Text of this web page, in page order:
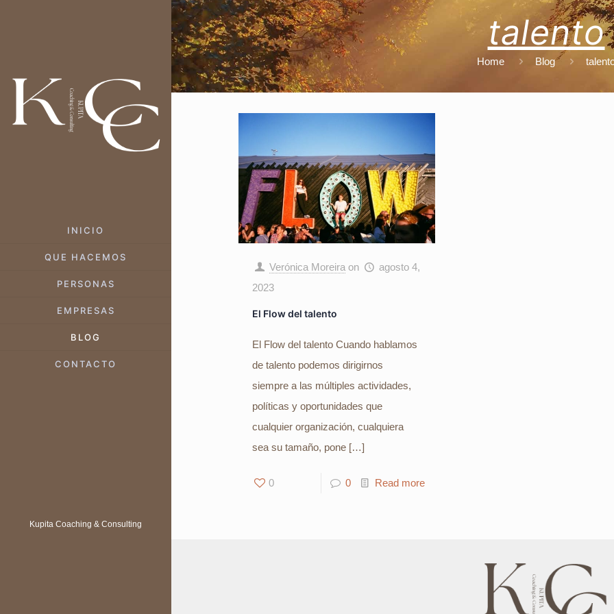
INICIO
QUE HACEMOS
PERSONAS
EMPRESAS
BLOG
CONTACTO
Kupita Coaching & Consulting
talento
Home Blog
Verónica Moreira on
agosto 4,
2023
El Flow del talento
El Flow del talento Cuando hablamos
de talento podemos dirigirnos
siempre a las múltiples actividades,
políticas y oportunidades que
cualquier organización, cualquiera
sea su tamaño, pone […]
0 0 Read more